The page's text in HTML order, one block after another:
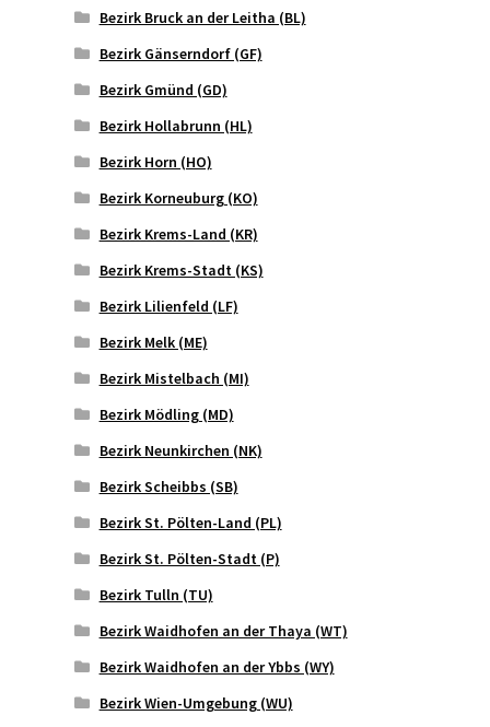
Bezirk Bruck an der Leitha (BL)
Bezirk Gänserndorf (GF)
Bezirk Gmünd (GD)
Bezirk Hollabrunn (HL)
Bezirk Horn (HO)
Bezirk Korneuburg (KO)
Bezirk Krems-Land (KR)
Bezirk Krems-Stadt (KS)
Bezirk Lilienfeld (LF)
Bezirk Melk (ME)
Bezirk Mistelbach (MI)
Bezirk Mödling (MD)
Bezirk Neunkirchen (NK)
Bezirk Scheibbs (SB)
Bezirk St. Pölten-Land (PL)
Bezirk St. Pölten-Stadt (P)
Bezirk Tulln (TU)
Bezirk Waidhofen an der Thaya (WT)
Bezirk Waidhofen an der Ybbs (WY)
Bezirk Wien-Umgebung (WU)